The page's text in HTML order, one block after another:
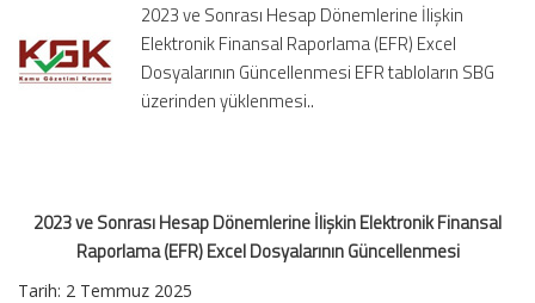
Elektronik
Finansal
Raporlama
(EFR)
2023 ve Sonrası Hesap Dönemlerine İlişkin
Elektronik Finansal Raporlama (EFR) Excel
Dosyalarının Güncellenmesi EFR tabloların SBG
üzerinden yüklenmesi..
2023 ve Sonrası Hesap Dönemlerine İlişkin Elektronik Finansal
Raporlama (EFR) Excel Dosyalarının Güncellenmesi
Tarih: 2 Temmuz 2025